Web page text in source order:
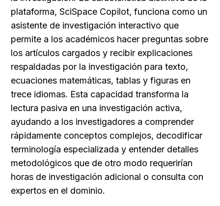
plataforma, SciSpace Copilot, funciona como un
asistente de investigación interactivo que
permite a los académicos hacer preguntas sobre
los artículos cargados y recibir explicaciones
respaldadas por la investigación para texto,
ecuaciones matemáticas, tablas y figuras en
trece idiomas. Esta capacidad transforma la
lectura pasiva en una investigación activa,
ayudando a los investigadores a comprender
rápidamente conceptos complejos, decodificar
terminología especializada y entender detalles
metodológicos que de otro modo requerirían
horas de investigación adicional o consulta con
expertos en el dominio.